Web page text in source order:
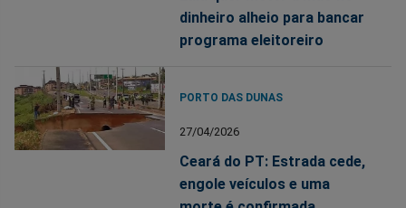
dinheiro alheio para bancar
programa eleitoreiro
PORTO DAS DUNAS
27/04/2026
Ceará do PT: Estrada cede,
engole veículos e uma